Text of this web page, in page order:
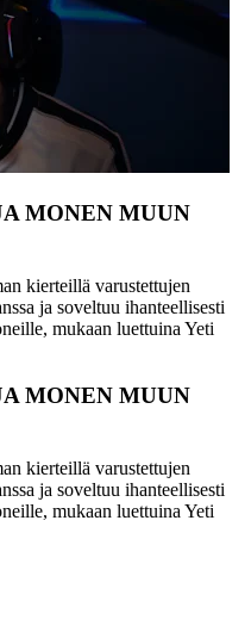
MONEN MUUN
kierteillä varustettujen
ja soveltuu ihanteellisesti
mukaan luettuina Yeti
MONEN MUUN
kierteillä varustettujen
ja soveltuu ihanteellisesti
mukaan luettuina Yeti